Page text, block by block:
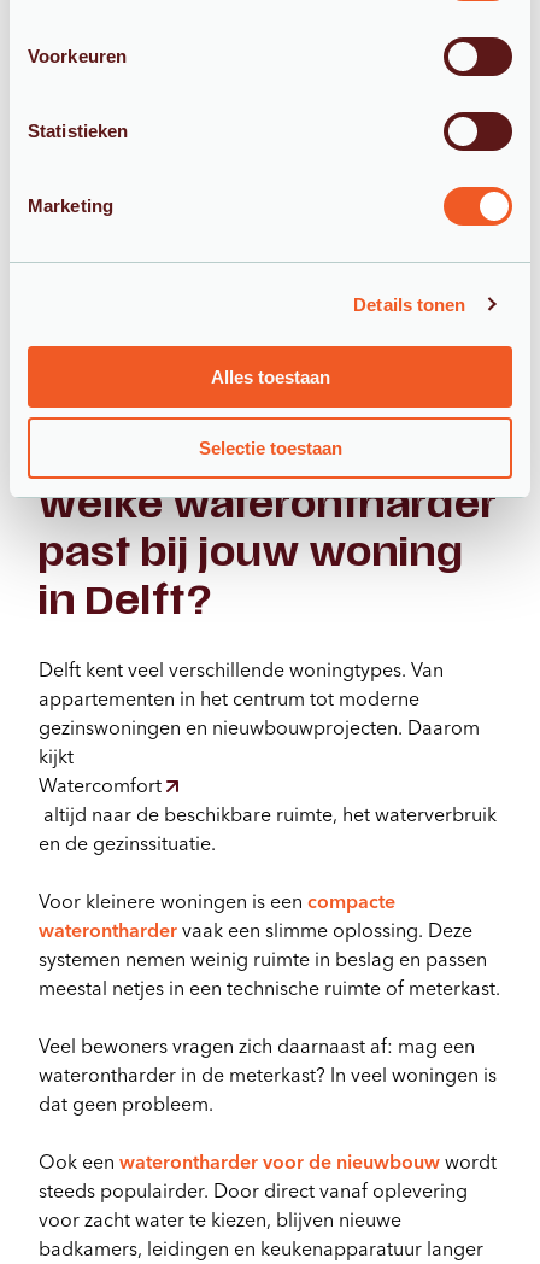
Voorkeuren
Statistieken
Marketing
Details tonen
Alles toestaan
Selectie toestaan
Waterhardheid Delft Binnenstad: 4,98 - 9,41 dH
Waterhardheid Delft Delftse Hout: 4,98 - 9,41
Waterhardheid Delft Schieweg: 4,98 - 9,41 dH
Waterhardheid Delft Harnaschpolder: 4,98 -
Daardoor kennen we veel installatiesituaties in en
rond Delft goed en kunnen we gericht adviseren
over de beste oplossing voor jouw woning.
Welke waterontharder
past bij jouw woning
in Delft?
Delft kent veel verschillende woningtypes. Van
appartementen in het centrum tot moderne
gezinswoningen en nieuwbouwprojecten. Daarom
kijkt
Watercomfort
altijd naar de beschikbare ruimte, het waterverbruik
en de gezinssituatie.
Voor kleinere woningen is een compacte
waterontharder vaak een slimme oplossing. Deze
systemen nemen weinig ruimte in beslag en passen
meestal netjes in een technische ruimte of meterkast.
Veel bewoners vragen zich daarnaast af: mag een
waterontharder in de meterkast? In veel woningen is
dat geen probleem.
Ook een waterontharder voor de nieuwbouw wordt
steeds populairder. Door direct vanaf oplevering
voor zacht water te kiezen, blijven nieuwe
badkamers, leidingen en keukenapparatuur langer